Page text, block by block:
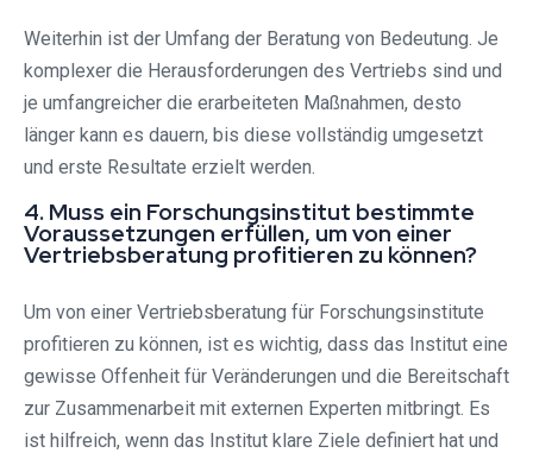
Weiterhin ist der Umfang der Beratung von Bedeutung. Je
komplexer die Herausforderungen des Vertriebs sind und
je umfangreicher die erarbeiteten Maßnahmen, desto
länger kann es dauern, bis diese vollständig umgesetzt
und erste Resultate erzielt werden.
4. Muss ein Forschungsinstitut bestimmte
Voraussetzungen erfüllen, um von einer
Vertriebsberatung profitieren zu können?
Um von einer Vertriebsberatung für Forschungsinstitute
profitieren zu können, ist es wichtig, dass das Institut eine
gewisse Offenheit für Veränderungen und die Bereitschaft
zur Zusammenarbeit mit externen Experten mitbringt. Es
ist hilfreich, wenn das Institut klare Ziele definiert hat und